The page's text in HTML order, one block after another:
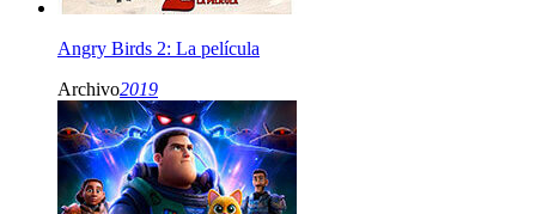
Angry Birds 2: La película
Archivo2019